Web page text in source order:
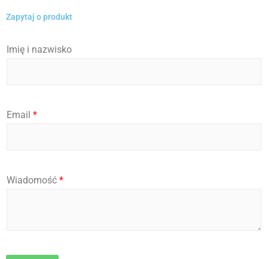
Zapytaj o produkt
Imię i nazwisko
Email *
E
m
Wiadomość *